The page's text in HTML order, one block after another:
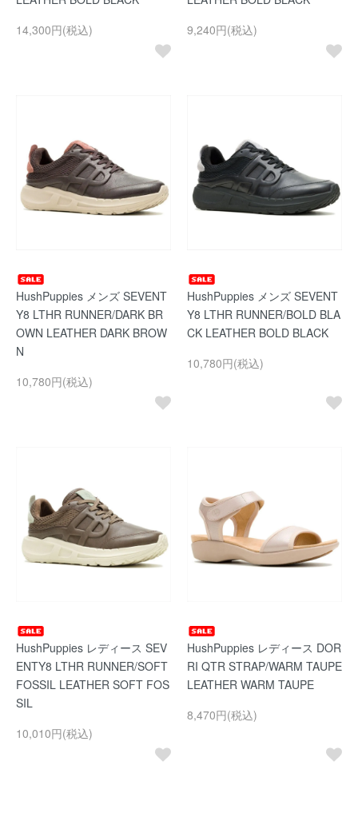
14,300円(税込)
9,240円(税込)
HushPuppies メンズ SEVENT
Y8 LTHR RUNNER/DARK BR
OWN LEATHER DARK BROW
N
10,780円(税込)
HushPuppies メンズ SEVENT
Y8 LTHR RUNNER/BOLD BLA
CK LEATHER BOLD BLACK
10,780円(税込)
HushPuppies レディース SEV
ENTY8 LTHR RUNNER/SOFT
FOSSIL LEATHER SOFT FOS
SIL
10,010円(税込)
HushPuppies レディース DOR
RI QTR STRAP/WARM TAUPE
LEATHER WARM TAUPE
8,470円(税込)